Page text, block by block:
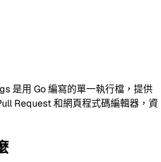
是用 Go 編寫的單一執行檔，提供
Request 和網頁程式碼編輯器，資